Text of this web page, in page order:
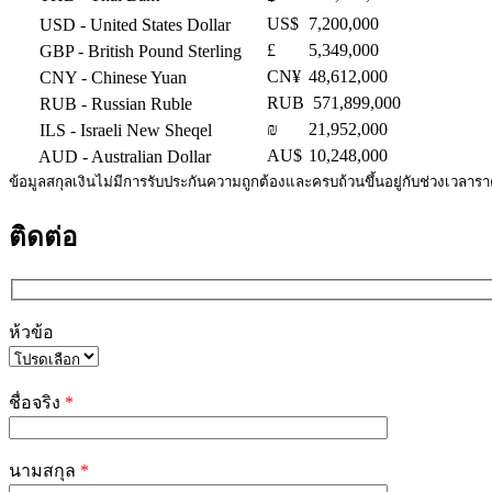
USD - United States Dollar US$ 7,200,000
GBP- British Pound Sterling £
5,349,000
CNY - Chinese Yuan CN¥ 48,612,000
RUB - Russian Ruble RUB 571,899,000
ILS - Israeli New Sheqel ₪
21,952,000
AUD - Australian Dollar AU$ 10,248,000
ข้อมูลสกุลเงินไม่มีการรับประกันความถูกต้องและครบถ้วนขึ้นอยู่กับช่วงเวลาร
ติดต่อ
ห้วข้อ
leave
this
field
ชื่อจริง *
นามสกุล *